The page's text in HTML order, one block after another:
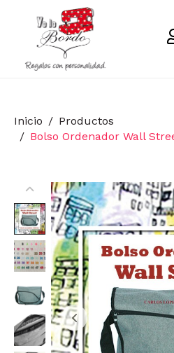
Inicio
Productos
Bolso Ordenador Wall